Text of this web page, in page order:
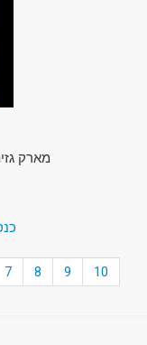
מארק
7 8 9 10